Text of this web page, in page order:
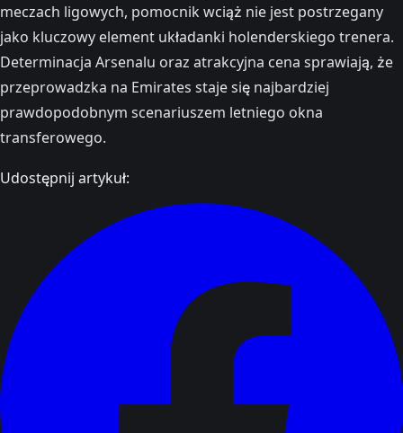
meczach ligowych, pomocnik wciąż nie jest postrzegany
jako kluczowy element układanki holenderskiego trenera.
Determinacja Arsenalu oraz atrakcyjna cena sprawiają, że
przeprowadzka na Emirates staje się najbardziej
prawdopodobnym scenariuszem letniego okna
transferowego.
Udostępnij artykuł: